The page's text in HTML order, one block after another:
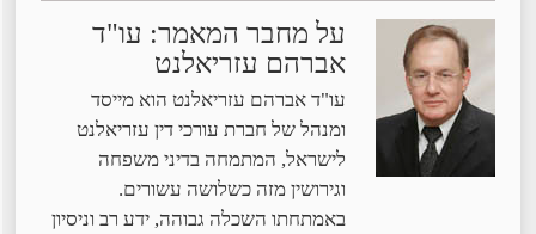
על מחבר המאמר: עו"ד
אברהם עזריאלנט
עו"ד אברהם עזריאלנט הוא מייסד
ומנהל של חברת עורכי דין עזריאלנט
לישראל, המתמחה בדיני משפחה
וגירושין מזה כשלושה עשורים.
באמתחתו השכלה גבוהה, ידע רב וניסיון